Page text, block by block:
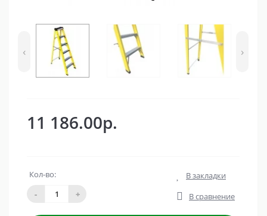
‹ ›
11 186.00р.
Кол-во:
-
+
В закладки
В сравнение